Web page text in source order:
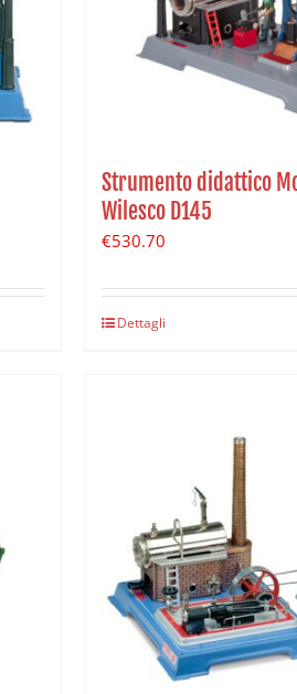
Strumento didattico
Wilesco D145
€530.70
Dettagli